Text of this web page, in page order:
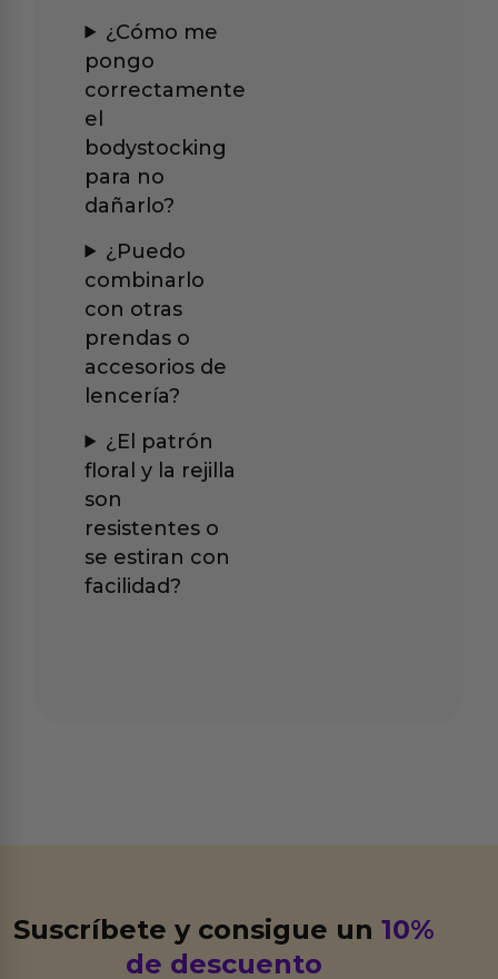
¿Cómo me
pongo
correctamente
el
bodystocking
para no
dañarlo?
¿Puedo
combinarlo
con otras
prendas o
accesorios de
lencería?
¿El patrón
floral y la rejilla
son
resistentes o
se estiran con
facilidad?
Suscríbete y consigue un10%
de descuento